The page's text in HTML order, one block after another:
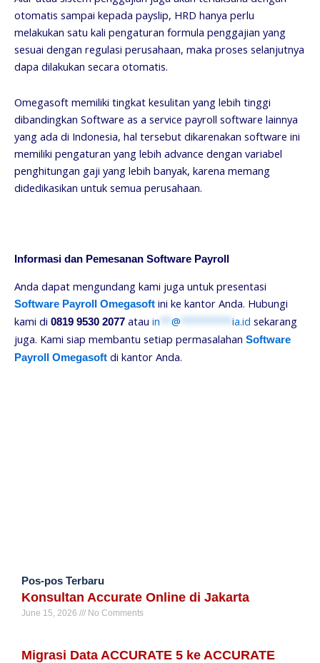
otomatis sampai kepada payslip, HRD hanya perlu
melakukan satu kali pengaturan formula penggajian yang
sesuai dengan regulasi perusahaan, maka proses selanjutnya
dapa dilakukan secara otomatis.
Omegasoft memiliki tingkat kesulitan yang lebih tinggi
dibandingkan Software as a service payroll software lainnya
yang ada di Indonesia, hal tersebut dikarenakan software ini
memiliki pengaturan yang lebih advance dengan variabel
penghitungan gaji yang lebih banyak, karena memang
didedikasikan untuk semua perusahaan.
Informasi dan Pemesanan Software Payroll
Anda dapat mengundang kami juga untuk presentasi
Software Payroll Omegasoft ini ke kantor Anda. Hubungi
kami di 0819 9530 2077 atau in ** @ ********* ia.id sekarang
juga. Kami siap membantu setiap permasalahan Software
Payroll Omegasoft di kantor Anda.
Pos-pos Terbaru
Konsultan Accurate Online di Jakarta
June 15, 2026 No Comments
Migrasi Data ACCURATE 5 ke ACCURATE